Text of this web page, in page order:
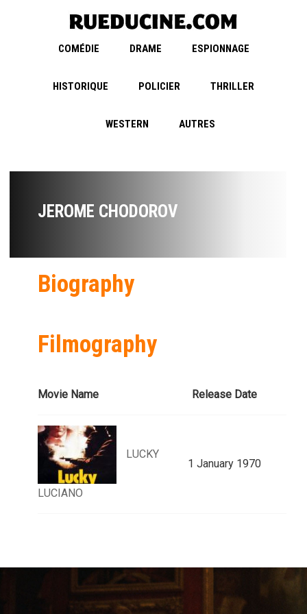
COMÉDIE DRAME ESPIONNAGE
HISTORIQUE POLICIER THRILLER
WESTERN AUTRES
JEROME CHODOROV
Biography
Filmography
Movie Name Release Date
LUCKY
LUCIANO
1 January 1970